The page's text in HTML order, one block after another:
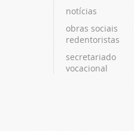
notícias
obras sociais
redentoristas
secretariado
vocacional